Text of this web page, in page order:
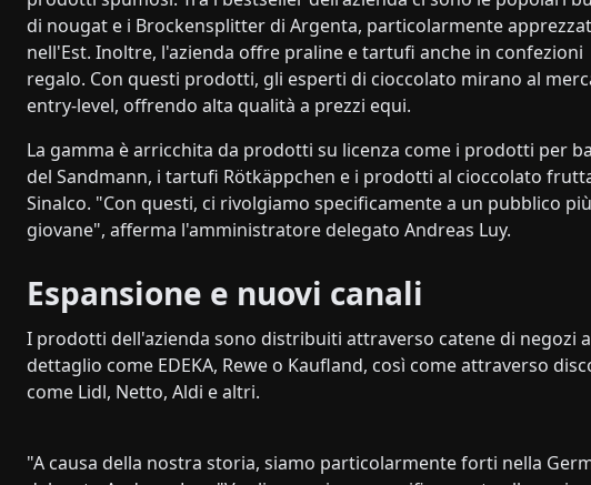
di nougat e i Brockensplitter di Argenta, particolarmente
nell'Est. Inoltre, l'azienda offre praline e tartufi anche in confezioni
regalo. Con questi prodotti, gli esperti di cioccolato mirano al
entry-level, offrendo alta qualità a prezzi equi.
La gamma è arricchita da prodotti su licenza come i prodotti per
del Sandmann, i tartufi Rötkäppchen e i prodotti al cioccolato
Sinalco. "Con questi, ci rivolgiamo specificamente a un pubblico più
giovane", afferma l'amministratore delegato Andreas Luy.
Espansione e nuovi canali
I prodotti dell'azienda sono distribuiti attraverso catene di negozi
dettaglio come EDEKA, Rewe o Kaufland, così come attraverso
come Lidl, Netto, Aldi e altri.
"A causa della nostra storia, siamo particolarmente forti nella